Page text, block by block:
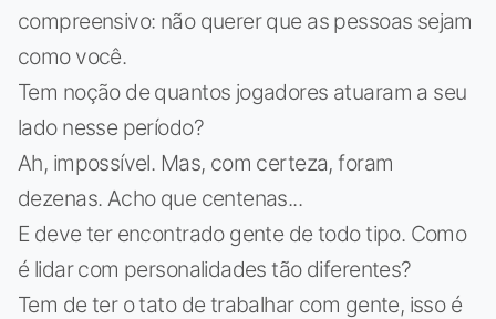
compreensivo: não querer que as pessoas sejam
como você.
Tem noção de quantos jogadores atuaram a seu
lado nesse período?
Ah, impossível. Mas, com certeza, foram
dezenas. Acho que centenas...
E deve ter encontrado gente de todo tipo. Como
é lidar com personalidades tão diferentes?
Tem de ter o tato de trabalhar com gente, isso é